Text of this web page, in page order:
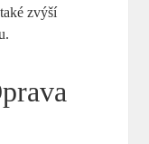
zvýší